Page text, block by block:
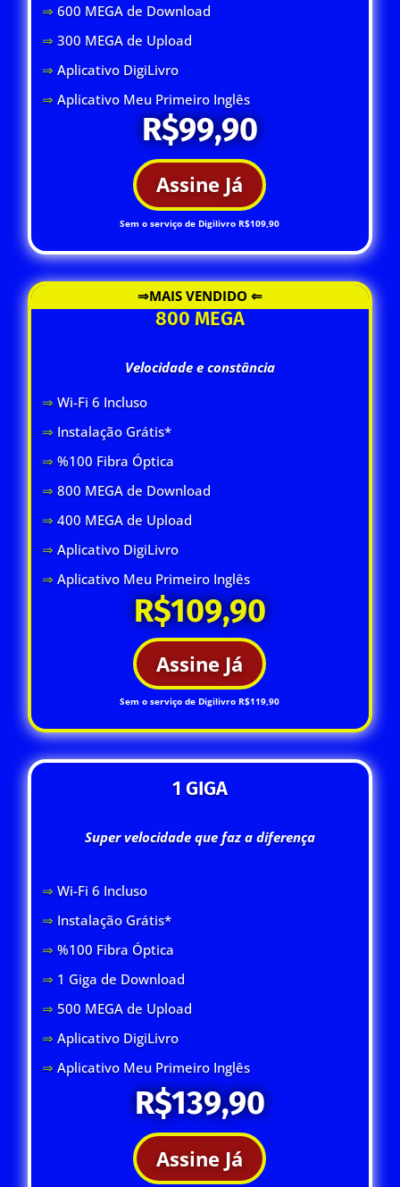
⇒ 600 MEGA de Download
⇒300 MEGA de Upload
⇒Aplicativo DigiLivro
⇒Aplicativo Meu Primeiro Inglês
R$99,90
Assine Já
Sem o serviço de Digilivro R$109,90
⇒MAIS VENDIDO ⇐
800 MEGA
Velocidade e constância
⇒ Wi-Fi 6 Incluso
⇒ Instalação Grátis*
⇒ %100 Fibra Óptica
⇒ 800 MEGA de Download
⇒400 MEGA de Upload
⇒Aplicativo DigiLivro
⇒Aplicativo Meu Primeiro Inglês
R$109,90
Assine Já
Sem o serviço de Digilivro R$119,90
1 GIGA
Super velocidade que faz a diferença
⇒ Wi-Fi 6 Incluso
⇒ Instalação Grátis*
⇒ %100 Fibra Óptica
⇒ 1 Giga de Download
⇒ 500 MEGA de Upload
⇒Aplicativo DigiLivro
⇒Aplicativo Meu Primeiro Inglês
R$139,90
Assine Já